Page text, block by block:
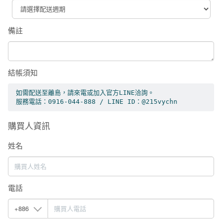
備註
結帳須知
如需配送至離島，請來電或加入官方LINE洽詢。
服務電話：0916-044-888 / LINE ID：@215vychn
購買人資訊
姓名
電話